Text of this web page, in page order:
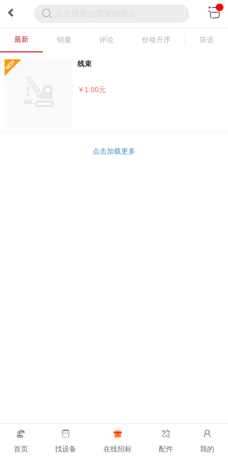
最新 销量 评论 价格升序 筛选
线束
￥1.00元
点击加载更多
首页 找设备 在线招标 配件 我的